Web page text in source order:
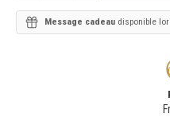
Message cadeau disponible